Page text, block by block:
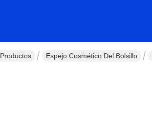
Productos Espejo Cosmético Del Bolsillo